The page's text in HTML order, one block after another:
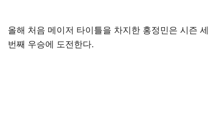
올해 처음 메이저 타이틀을 차지한 홍정민은 시즌 세
번째 우승에 도전한다.